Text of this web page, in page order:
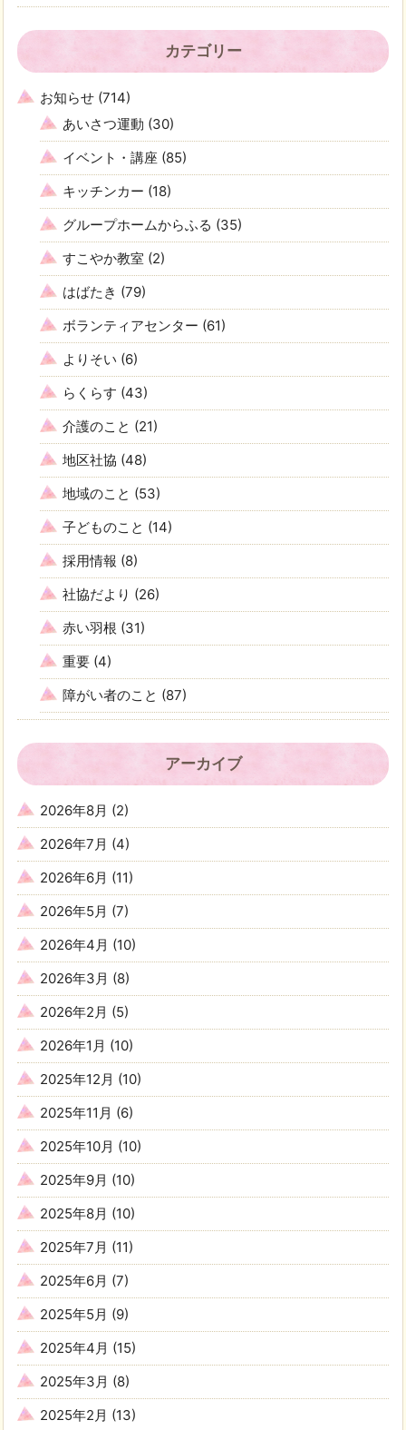
カテゴリー
お知らせ (714)
あいさつ運動 (30)
イベント・講座 (85)
キッチンカー (18)
グループホームからふる (35)
すこやか教室 (2)
はばたき (79)
ボランティアセンター (61)
よりそい (6)
らくらす (43)
介護のこと (21)
地区社協 (48)
地域のこと (53)
子どものこと (14)
採用情報 (8)
社協だより (26)
赤い羽根 (31)
重要 (4)
障がい者のこと (87)
アーカイブ
2026年8月 (2)
2026年7月 (4)
2026年6月 (11)
2026年5月 (7)
2026年4月 (10)
2026年3月 (8)
2026年2月 (5)
2026年1月 (10)
2025年12月 (10)
2025年11月 (6)
2025年10月 (10)
2025年9月 (10)
2025年8月 (10)
2025年7月 (11)
2025年6月 (7)
2025年5月 (9)
2025年4月 (15)
2025年3月 (8)
2025年2月 (13)